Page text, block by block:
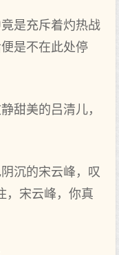
是充斥着灼热战
是不在此处停
甜美的吕清儿，
沉的宋云峰，叹
，宋云峰，你真